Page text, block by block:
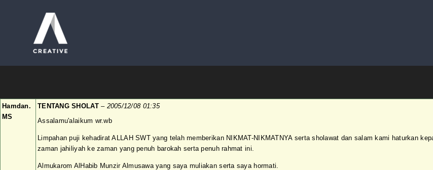
Hamdan.
MS
TENTANG SHOLAT– 2005/12/08 01:35
Assalamu'alaikum wr.wb
Limpahan puji kehadirat ALLAH SWT yang telah memberikan NIKMAT-NIKMATNYA serta sholawat dan salam kami haturkan
zaman jahiliyah ke zaman yang penuh barokah serta penuh rahmat ini.
Almukarom AlHabib Munzir Almusawa yang saya muliakan serta saya hormati.